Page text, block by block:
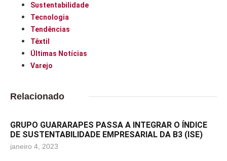
Sustentabilidade
Tecnologia
Tendências
Têxtil
Últimas Notícias
Varejo
Relacionado
GRUPO GUARARAPES PASSA A INTEGRAR O ÍNDICE
DE SUSTENTABILIDADE EMPRESARIAL DA B3 (ISE)
janeiro 4, 2023